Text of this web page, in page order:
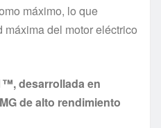
máximo, lo que
del motor eléctrico
desarrollada en
de alto rendimiento